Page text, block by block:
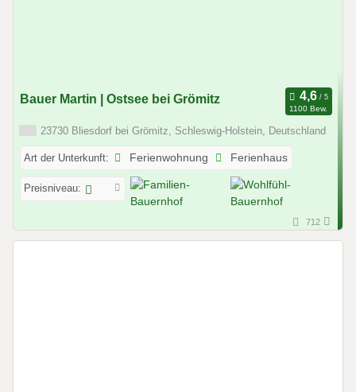
Bauer Martin | Ostsee bei Grömitz
1100 Bew.
23730 Bliesdorf bei Grömitz, Schleswig-Holstein, Deutschland
Art der Unterkunft: Ferienwohnung Ferienhaus
Preisniveau:
712